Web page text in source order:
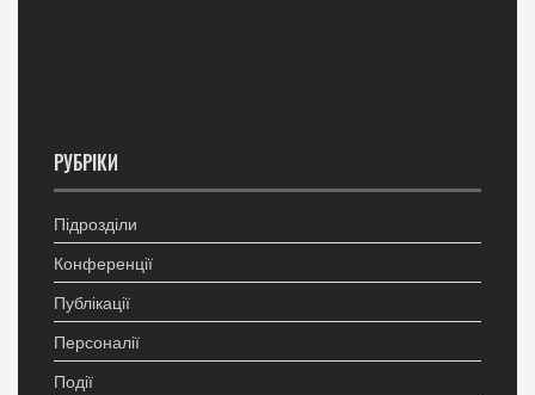
РУБРІКИ
Підрозділи
Конференції
Публікації
Персоналії
Події